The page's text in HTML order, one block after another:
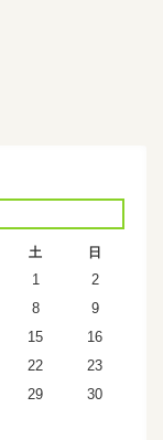
土 日
1
2
8
9
15
16
22
23
29
30